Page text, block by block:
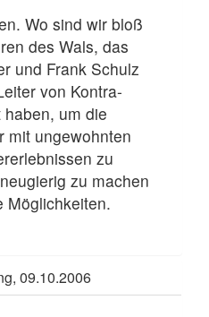
Wo sind wir bloß
des Wals, das
und Frank Schulz
von Kontra-
um die
mit ungewohnten
zu
zu machen
Möglichkeiten.
09.10.2006